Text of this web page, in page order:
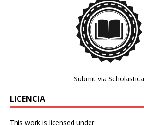
Submit via Scholastica
LICENCIA
This work is licensed under